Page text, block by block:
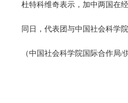
杜特科维奇表示，加中两国在经
同日，代表团与中国社会科学院
（中国社会科学院国际合作局/